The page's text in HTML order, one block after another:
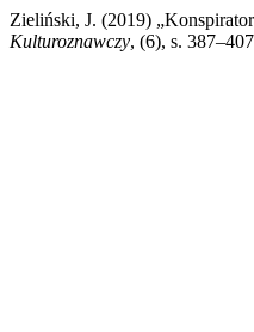
Zieliński, J. (2019)
Kulturoznawczy, (6), s.